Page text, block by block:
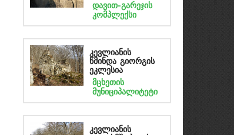
დავით-გარეჯის
კომპლექსი
კევლიანის
წმინდა გიორგის
ეკლესია
მცხეთის
მუნიციპალიტეტი
კევლიანის